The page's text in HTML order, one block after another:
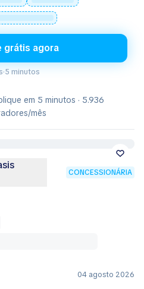
grátis agora
·5 minutos
em 5 minutos · 5.936
mês
CONCESSIONÁRIA
04 agosto 2026